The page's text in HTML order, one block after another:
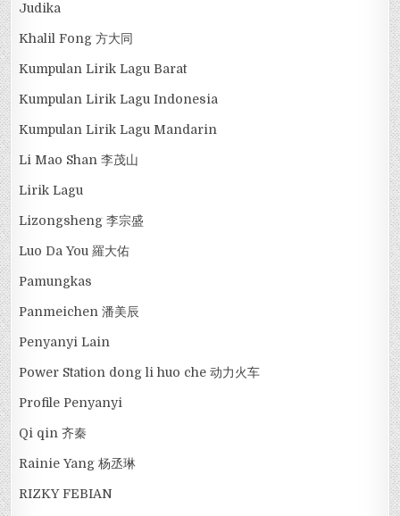
Judika
Khalil Fong 方大同
Kumpulan Lirik Lagu Barat
Kumpulan Lirik Lagu Indonesia
Kumpulan Lirik Lagu Mandarin
Li Mao Shan 李茂山
Lirik Lagu
Lizongsheng 李宗盛
Luo Da You 羅大佑
Pamungkas
Panmeichen 潘美辰
Penyanyi Lain
Power Station dong li huo che 动力火车
Profile Penyanyi
Qi qin 齐秦
Rainie Yang 杨丞琳
RIZKY FEBIAN